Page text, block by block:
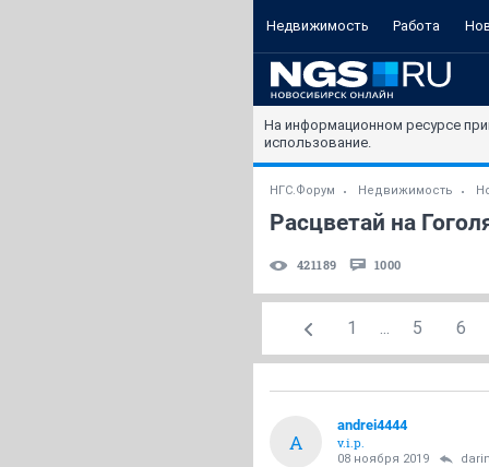
Недвижимость Работа
На информационном ресурсе
использование.
НГС.Форум Недвижимость
Расцветай на
421189 1000
1 ... 5 6
A
andrei4444
v.i.p.
08 ноября 2019